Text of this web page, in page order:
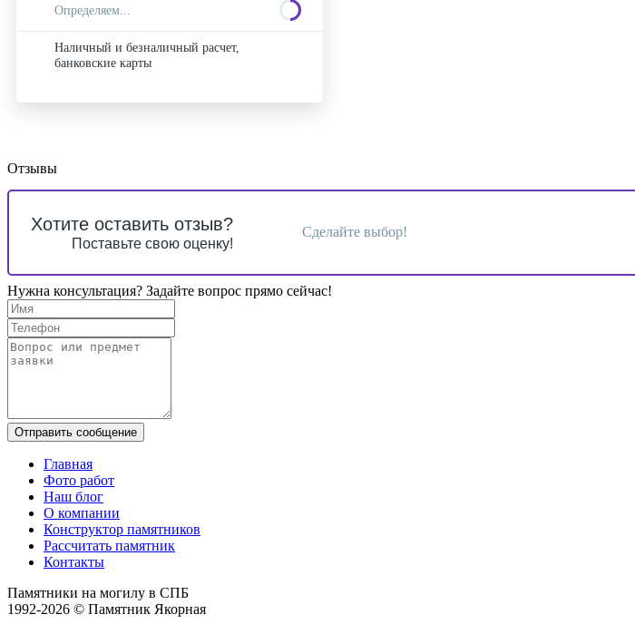
Определяем...
Наличный и безналичный расчет,
банковские карты
Отзывы
Хотите оставить отзыв?
Поставьте свою оценку!
Сделайте выбор!
Нужна консультация? Задайте вопрос прямо сейчас!
Отправить сообщение
Главная
Фото работ
Наш блог
О компании
Конструктор памятников
Рассчитать памятник
Контакты
Памятники на могилу в СПБ
1992-2026 © Памятник Якорная